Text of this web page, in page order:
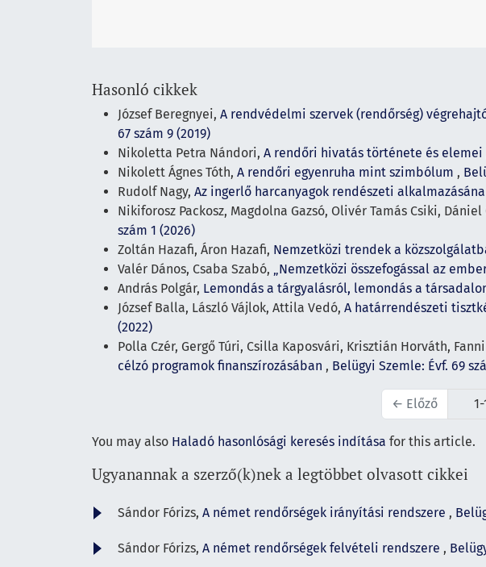
Hasonló cikkek
József Beregnyei, A rendvédelmi szervek (rendőrség)
67 szám 9 (2019)
Nikoletta Petra Nándori, A rendőri hivatás története és elemei
Nikolett Ágnes Tóth, A rendőri egyenruha mint szimbólum ,
Rudolf Nagy, Az ingerlő harcanyagok rendészeti
Nikiforosz Packosz, Magdolna Gazsó, Olivér Tamás Csiki, Dániel
szám 1 (2026)
Zoltán Hazafi, Áron Hazafi, Nemzetközi trendek a
Valér Dános, Csaba Szabó, „Nemzetközi összefogással az
András Polgár, Lemondás a tárgyalásról, lemondás a
József Balla, László Vájlok, Attila Vedó, A határrendészeti
(2022)
Polla Czér, Gergő Túri, Csilla Kaposvári, Krisztián Horváth,
célzó programok finanszírozásában , Belügyi Szemle: Évf. 69
← Előző
You may also Haladó hasonlósági keresés indítása for this article.
Ugyanannak a szerző(k)nek a legtöbbet olvasott cikkei
Sándor Fórizs, A német rendőrségek irányítási rendszere ,
Sándor Fórizs, A német rendőrségek felvételi rendszere ,